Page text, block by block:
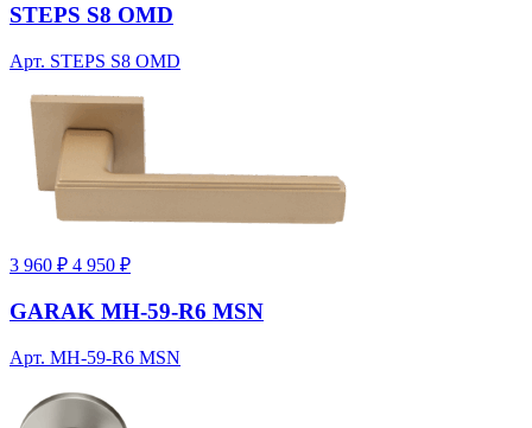
STEPS S8 OMD
Арт. STEPS S8 OMD
3 960 ₽ 4 950 ₽
GARAK MH-59-R6 MSN
Арт. MH-59-R6 MSN